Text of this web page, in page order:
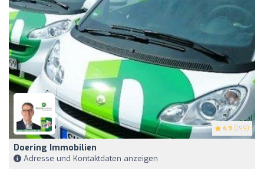
4.9 (199)
Doering Immobilien
Adresse und Kontaktdaten anzeigen